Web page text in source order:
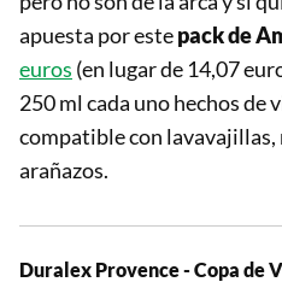
apuesta por estepack de
euros (en lugar de 14,07
250 ml cada uno hechos
compatible con lavavajillas,
arañazos.
Duralex Provence - Copa de